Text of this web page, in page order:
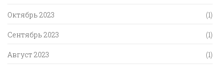
Октябрь 2023 (1)
Сентябрь 2023 (1)
Август 2023 (1)